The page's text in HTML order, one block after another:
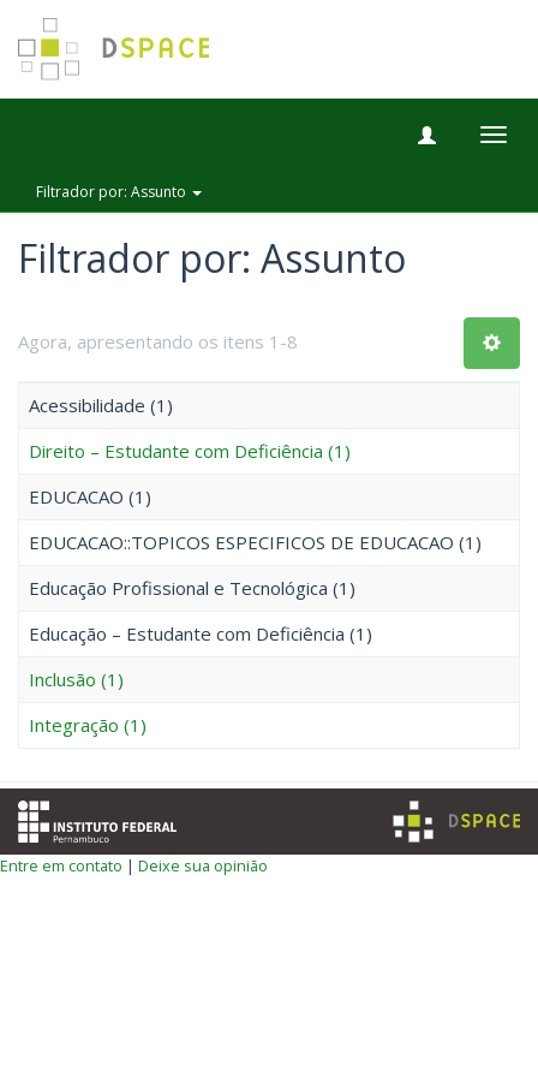
Filtrador por: Assunto
Filtrador por: Assunto
Agora, apresentando os itens 1-8
Acessibilidade (1)
Direito – Estudante com Deficiência (1)
EDUCACAO (1)
EDUCACAO::TOPICOS ESPECIFICOS DE EDUCACAO (1)
Educação Profissional e Tecnológica (1)
Educação – Estudante com Deficiência (1)
Inclusão (1)
Integração (1)
Entre em contato | Deixe sua opinião